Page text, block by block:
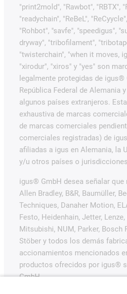
"print2mold", "Rawbot", "RBTX",
"readychain", "ReBeL",
"Rohbot", "savfe", "speedigus",
dryway", "tribofilament",
"twisterchain", "when it moves,
"xirodur", "xiros" y "yes" son
legalmente protegidas de
República Federal de Alemania
algunos países extranjeros.
exhaustiva de marcas
de marcas comerciales
comerciales registradas) de
afiliadas a igus en Alemania, la
y/u otros países o
igus® GmbH desea señalar
Allen Bradley, B&R, Baumüller,
Techniques, Danaher Motion,
Festo, Heidenhain, Jetter,
Mitsubishi, NUM, Parker, Bosch
Stöber y todos los demás
accionamientos mencionados
productos ofrecidos por igus®
GmbH.